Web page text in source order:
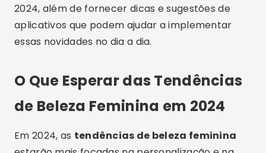
2024, além de fornecer dicas e sugestões de
aplicativos que podem ajudar a implementar
essas novidades no dia a dia.
O Que Esperar das Tendências
de Beleza Feminina em 2024
Em 2024, as tendências de beleza feminina